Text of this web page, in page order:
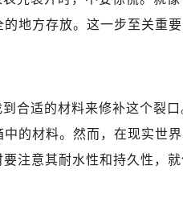
地方存放。这一步至关重
合适的材料来修补这个裂
的材料。然而，在现实世
注意其耐水性和持久性，